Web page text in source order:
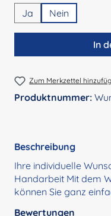
Ja
Nein
In
Zum Merkzettel
Produktnummer:
Beschreibung
Ihre individuelle
Handarbeit Mit dem
können Sie ganz
Bewertungen